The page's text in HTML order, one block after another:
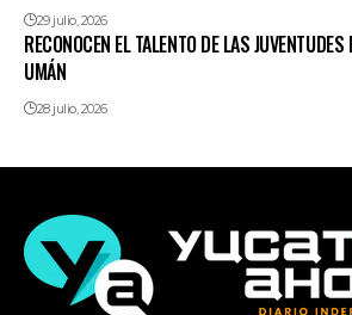
29 julio, 2026
RECONOCEN EL TALENTO DE LAS JUVENTUDES
UMÁN
28 julio, 2026